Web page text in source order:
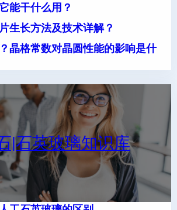
能干什么用？
生长方法及技术详解？
晶格常数对晶圆性能的影响是什
|石英玻璃知识库